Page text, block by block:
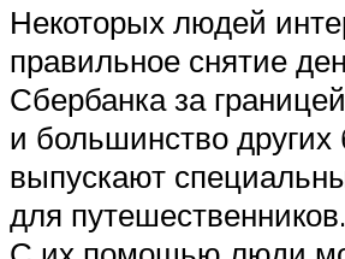
Некоторых людей
правильное снятие
Сбербанка за
и большинство других
выпускают
для путешественников.